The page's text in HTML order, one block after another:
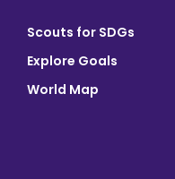
Scouts for SDGs
Explore Goals
World Map